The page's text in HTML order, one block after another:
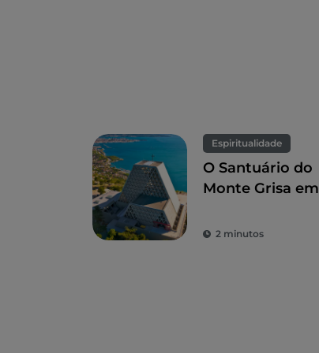
Espiritualidade
O Santuário do
Monte Grisa em
paz e amizade
2 minutos